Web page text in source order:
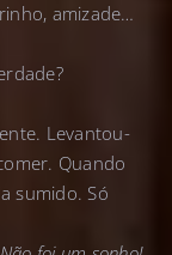
amizade…
Levantou-
Quando
sumido. Só